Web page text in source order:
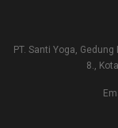
PT. Santi Yoga,
8.,